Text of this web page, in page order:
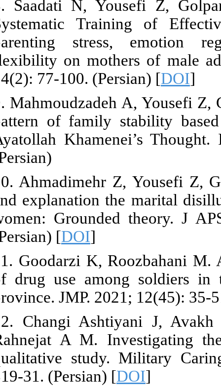
8. Saadati
Systematic
parenting
flexibility on
14(2): 77-
9.
pattern of
Ayatollah
10.
and
women:
11. Goodarzi
of drug use
province.
12. Changi
Rahnejat A
qualitative
319-31.